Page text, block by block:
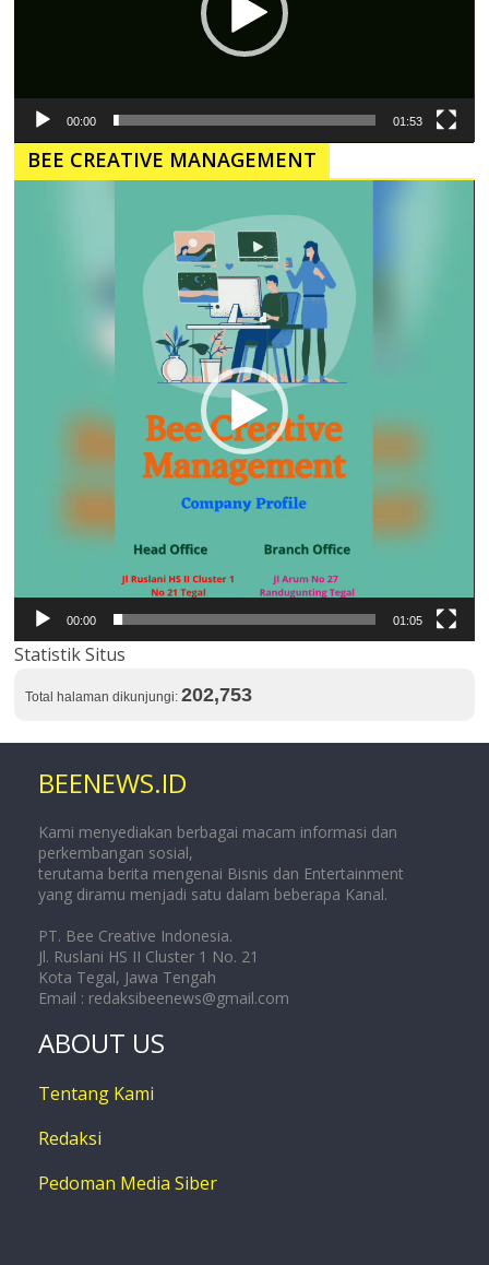
00:00 01:53
BEE CREATIVE MANAGEMENT
00:00 01:05
Statistik Situs
Total halaman dikunjungi:202,753
BEENEWS.ID
Kami menyediakan berbagai macam informasi dan
perkembangan sosial,
terutama berita mengenai Bisnis dan Entertainment
yang diramu menjadi satu dalam beberapa Kanal.
PT. Bee Creative Indonesia.
Jl. Ruslani HS II Cluster 1 No. 21
Kota Tegal, Jawa Tengah
Email : redaksibeenews@gmail.com
ABOUT US
Tentang Kami
Redaksi
Pedoman Media Siber